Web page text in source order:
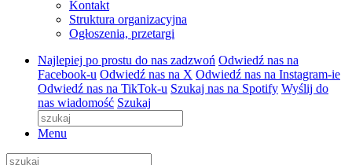
Kontakt
Struktura organizacyjna
Ogłoszenia, przetargi
Najlepiej po prostu do nas zadzwoń Odwiedź nas na
Facebook-u Odwiedź nas na X Odwiedź nas na Instagram-ie
Odwiedź nas na TikTok-u Szukaj nas na Spotify Wyślij do
nas wiadomość Szukaj
Menu